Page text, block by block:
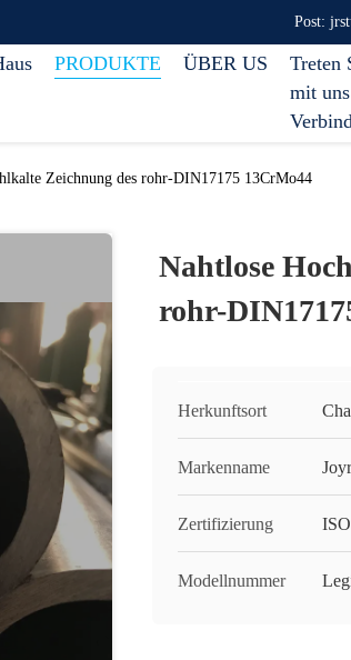
Post:
PRODUKTE ÜBER US
Treten
mit
Zeichnung des rohr-DIN17175 13CrMo44
Nahtlose
rohr-
Herkunftsort
Markenname
Zertifizierung
Modellnummer